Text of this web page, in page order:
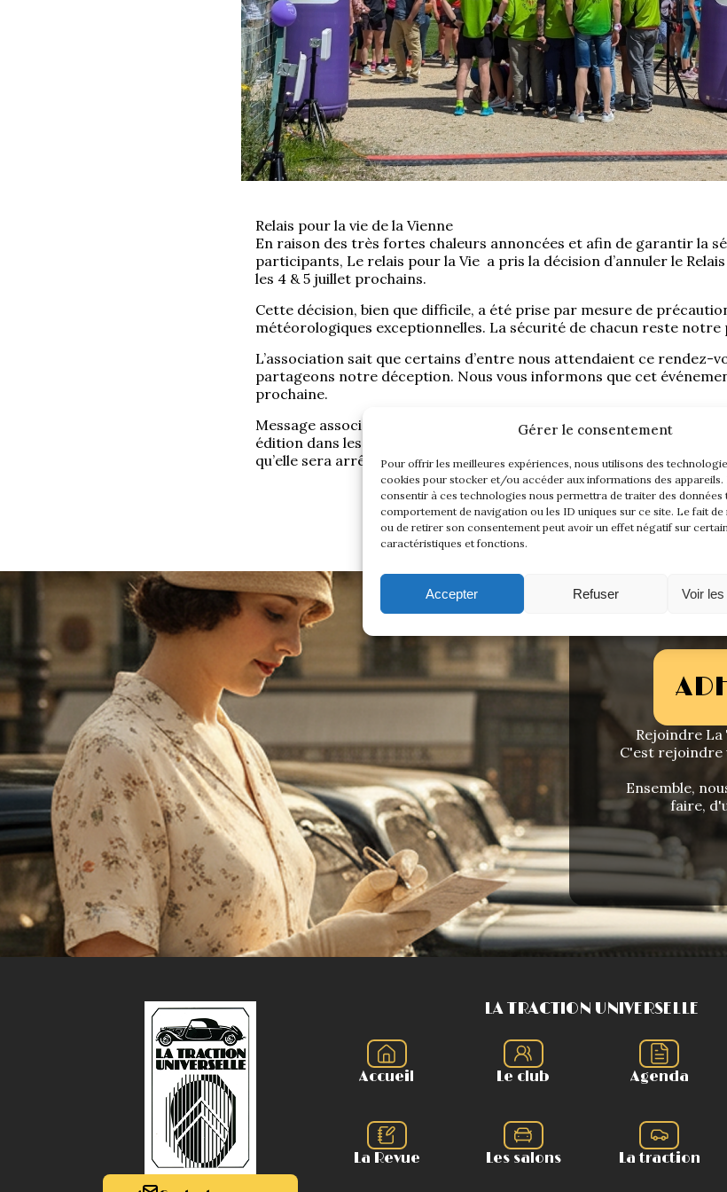
Gérer le consentement
Pour offrir les meilleures expériences, nous utilisons des
cookies pour stocker et/ou accéder aux informations des appareils.
consentir à ces technologies nous permettra de traiter des données
comportement de navigation ou les ID uniques sur ce site. Le fait de
ou de retirer son consentement peut avoir un effet négatif sur
caractéristiques et fonctions.
Accepter Refuser Voir
Relais pour la vie de la Vienne
En raison des très fortes chaleurs annoncées et afin de garantir la
participants, Le relais pour la Vie a pris la décision d’annuler le
les 4 & 5 juillet prochains.
Cette décision, bien que difficile, a été prise par mesure de
météorologiques exceptionnelles. La sécurité de chacun reste
L’association sait que certains d’entre nous attendaient ce rendez-
partageons notre déception. Nous vous informons que cet
prochaine.
Message association:
« Nous mettons d’ores et déjà tout en œuvre
édition dans les meilleures conditions. Nous ne manquerons pas de
qu’elle sera arrêtée. »
Rejoindre
C'est rejoindre
Ensemble,
faire,
LA TRACTION UNIVERSELLE
Accueil Le club Agenda
La Revue Les salons La traction